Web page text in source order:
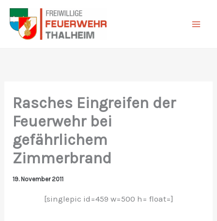
Zum
Inhalt
springen
Rasches Eingreifen der
Feuerwehr bei
gefährlichem
Zimmerbrand
19. November 2011
[singlepic id=459 w=500 h= float=]